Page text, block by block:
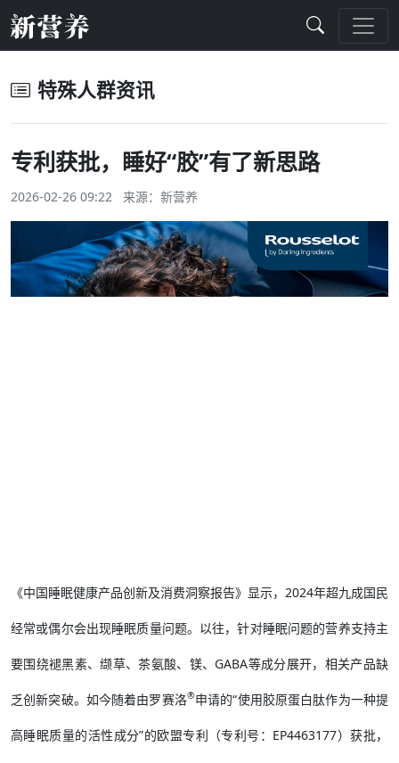
特殊人群资讯
专利获批，睡好“胶”有了新思路
2026-02-26 09:22 来源： 新营养
《中国睡眠健康产品创新及消费洞察报告》显示，2024年超九成国民
经常或偶尔会出现睡眠质量问题。以往，针对睡眠问题的营养支持主
要围绕褪黑素、缬草、茶氨酸、镁、GABA等成分展开，相关产品缺
乏创新突破。如今随着由罗赛洛®申请的“使用胶原蛋白肽作为一种提
高睡眠质量的活性成分”的欧盟专利（专利号：EP4463177）获批，